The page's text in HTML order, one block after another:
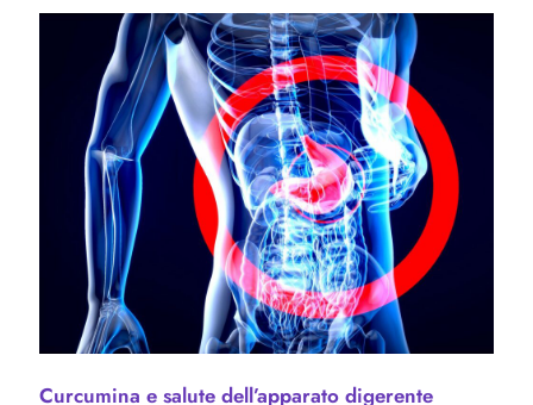
Curcumina e salute dell’apparato digerente